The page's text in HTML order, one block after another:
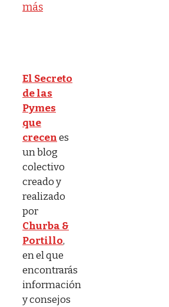
más
El Secreto
de las
Pymes
que
crecenes
un blog
colectivo
creado y
realizado
por
Churba &
Portillo,
en el que
encontrarás
información
y consejos